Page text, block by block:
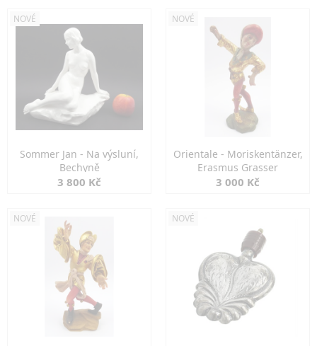
NOVÉ
Sommer Jan - Na výsluní,
Bechyně
3 800 Kč
NOVÉ
Orientale - Moriskentänzer,
Erasmus Grasser
3 000 Kč
NOVÉ NOVÉ